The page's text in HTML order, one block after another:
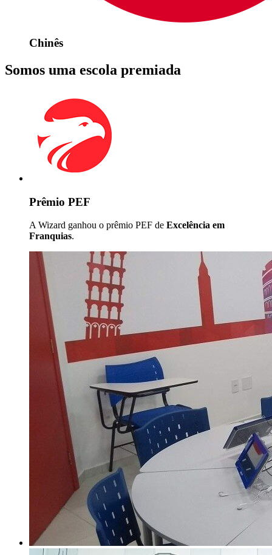
Chinês
Somos uma escola premiada
Prêmio PEF
A Wizard ganhou o prêmio PEF de Excelência em
Franquias.